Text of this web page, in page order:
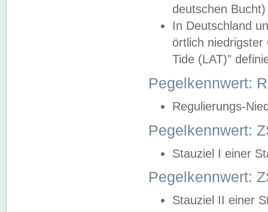
deutschen
In Deutschland
örtlich
Tide (LAT)"
Pegelkennwert:
Regulierungs-
Pegelkennwert:
Stauziel I einer
Pegelkennwert:
Stauziel II einer